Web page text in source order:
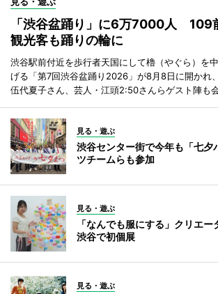
「渋谷盆踊り」に6万7000人 109
観光客も踊りの輪に
渋谷駅前付近を歩行者天国にして櫓（やぐら）を
げる「第7回渋谷盆踊り2026」が8月8日に開かれ
伍代夏子さん、芸人・江頭2:50さんらゲスト陣も
見る・遊ぶ
渋谷センター街で今年も「七
ツチームらも参加
見る・遊ぶ
「なんでも服にする」クリエー
渋谷で初個展
見る・遊ぶ